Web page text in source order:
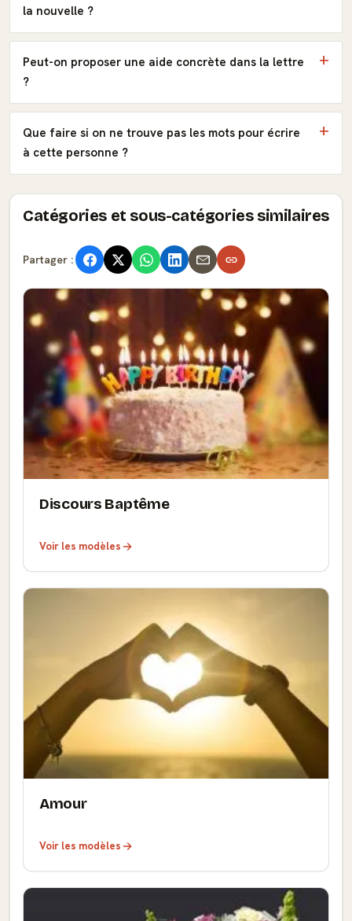
la nouvelle ?
Peut-on proposer une aide concrète dans la lettre
?
Que faire si on ne trouve pas les mots pour écrire
à cette personne ?
Catégories et sous-catégories similaires
Partager :
Discours Baptême
Voir les modèles
Amour
Voir les modèles